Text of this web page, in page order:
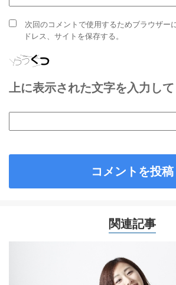
次回のコメントで使用するためブラウザー
ドレス、サイトを保存する。
上に表示された文字を入力して
関連記事